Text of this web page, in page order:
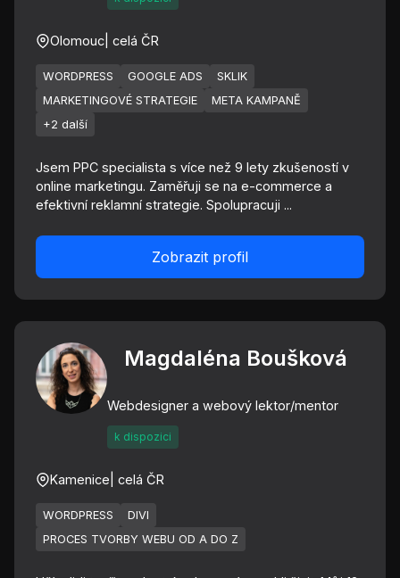
Olomouc | celá ČR
WORDPRESS GOOGLE ADS
SKLIK
MARKETINGOVÉ STRATEGIE
META KAMPANĚ
+2 další
Jsem PPC specialista s více než 9 lety zkušeností v
online marketingu. Zaměřuji se na e-commerce a
efektivní reklamní strategie. Spolupracuji ...
Zobrazit profil
Magdaléna Boušková
Webdesigner a webový lektor/mentor
k dispozici
Kamenice | celá ČR
WORDPRESS
DIVI
PROCES TVORBY WEBU OD A DO Z